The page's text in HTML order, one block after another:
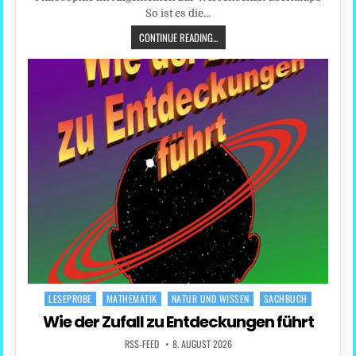
So ist es die…
CONTINUE READING...
Posted
in
LESEPROBE MATHEMATIK NATUR UND WISSEN SACHBUCH
Wie der Zufall zu Entdeckungen führt
RSS-FEED 8. AUGUST 2026